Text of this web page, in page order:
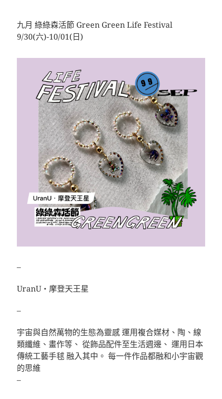
九月 綠綠森活節 Green Green Life Festival
9/30(六)-10/01(日)
–
UranU・摩登天王星
–
宇宙與自然萬物的生態為靈感 運用複合媒材、陶、線
類纖維、畫作等、 從飾品配件至生活週邊、 運用日本
傳統工藝手毬 融入其中。 每一件作品都融和小宇宙觀
的思維
–